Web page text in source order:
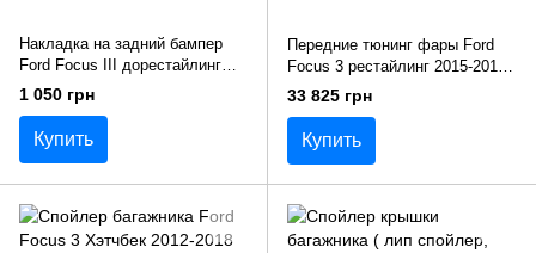
Накладка на задний бампер
Ford Focus III дорестайлинг
2011-2013 г.в. Форд Фокус
1 050 грн
Купить
Передние тюнинг фары Ford
Focus 3 рестайлинг 2015-2018
г.в. Форд Фокус
33 825 грн
Купить